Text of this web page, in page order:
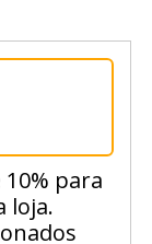
para
loja.